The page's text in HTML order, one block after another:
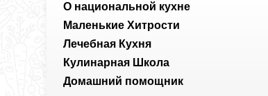
О национальной кухне
Маленькие Хитрости
Лечебная Кухня
Кулинарная Школа
Домашний помощник